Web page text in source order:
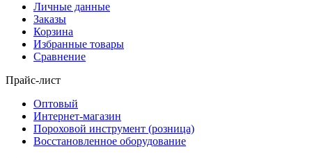
Личные данные
Заказы
Корзина
Избранные товары
Сравнение
Прайс-лист
Оптовый
Интернет-магазин
Пороховой инструмент (розница)
Восстановленное оборудование